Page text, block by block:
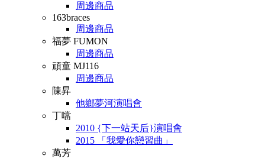
周邊商品
163braces
周邊商品
福夢 FUMON
周邊商品
頑童 MJ116
周邊商品
陳昇
他鄉夢河演唱會
丁噹
2010 {下一站天后}演唱會
2015 「我愛你戀習曲」
萬芳